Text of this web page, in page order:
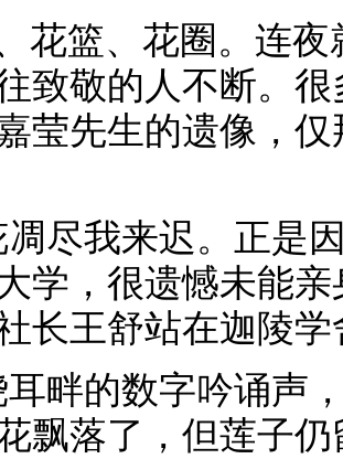
花篮、花圈。连
致敬的人不断。
莹先生的遗像，
凋尽我来迟。正是
学，很遗憾未能
长王舒站在迦陵
耳畔的数字吟诵声
飘落了，但莲子